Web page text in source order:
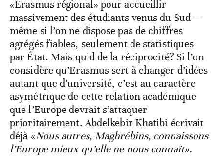
«Erasmus régional» pour accueillir
massivement des étudiants venus du Sud —
même si l’on ne dispose pas de chiffres
agrégés fiables, seulement de statistiques
par État. Mais quid de la réciprocité? Si l’on
considère qu’Erasmus sert à changer d’idées
autant que d’université, c’est au caractère
asymétrique de cette relation académique
que l’Europe devrait s’attaquer
prioritairement. Abdelkebir Khatibi écrivait
déjà «Nous autres, Maghrébins, connaissons
l’Europe mieux qu’elle ne nous connaît».